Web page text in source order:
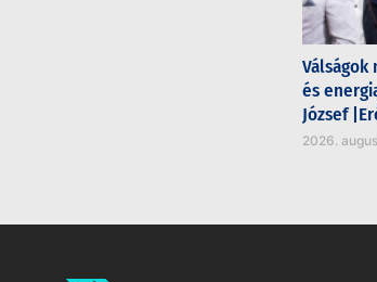
Válságok
és
József
2026.